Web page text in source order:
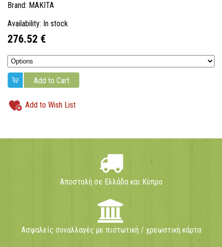
Brand: MAKITA
Availability: In stock
276.52 €
Add to Cart
Add to Wish List
Αποστολή σε Ελλάδα και Κύπρο
Ασφαλείς συναλλαγές με πιστωτική / χρεωστική κάρτα